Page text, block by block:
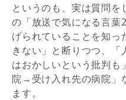
というのも、実は質問
の「放送で気になる言葉
げられていることを知っ
きない」と断りつつ、「
はおかしいという批判も
院→受け入れ先の病院」
ます。